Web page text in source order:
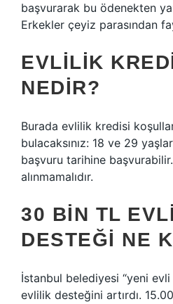
başvurarak bu ödenekten
Erkekler çeyiz parasından
EVLILIK
NEDIR?
Burada evlilik kredisi
bulacaksınız: 18 ve 29
başvuru tarihine
alınmamalıdır.
30 BIN TL
DESTEĞI NE
İstanbul belediyesi “yeni
evlilik desteğini artırdı.